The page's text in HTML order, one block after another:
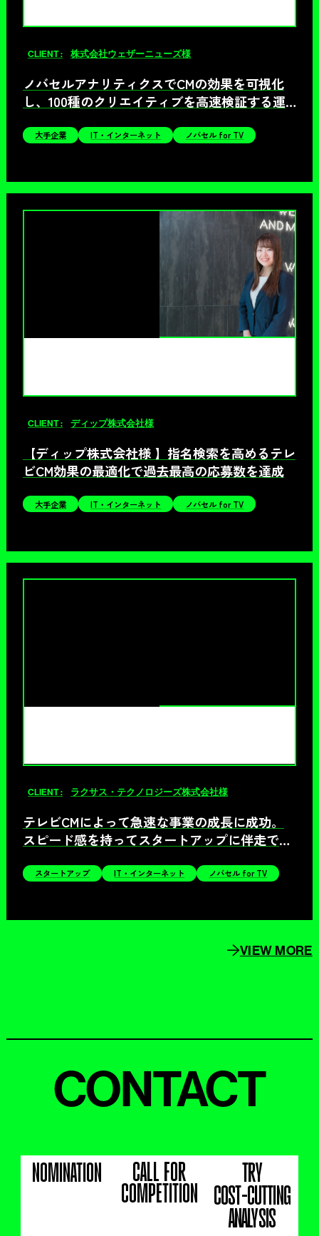
CLIENT : 株式会社ウェザーニューズ様
ノバセルアナリティクスでCMの効果を可視化
し、100種のクリエイティブを高速検証する運
大手企業 IT・インターネット ノバセル for TV
CLIENT : ディップ株式会社様
【ディップ株式会社様 】指名検索を高めるテレ
ビCM効果の最適化で過去最高の応募数を達成
大手企業 IT・インターネット ノバセル for TV
CLIENT : ラクサス・テクノロジーズ株式会社様
テレビCMによって急速な事業の成長に成功。
スピード感を持ってスタートアップに伴走でき
スタートアップ IT・インターネット ノバセル for TV
VIEW MORE
CONTACT
NOMINATION CALL FOR
COMPETITION
TRY
COST-CUTTING
ANALYSIS